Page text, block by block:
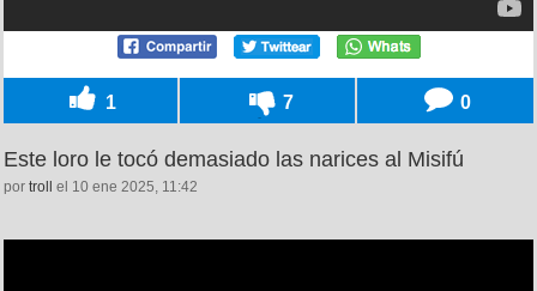
1 7 0
Este loro le tocó demasiado las narices al Misifú
por troll el 10 ene 2025, 11:42